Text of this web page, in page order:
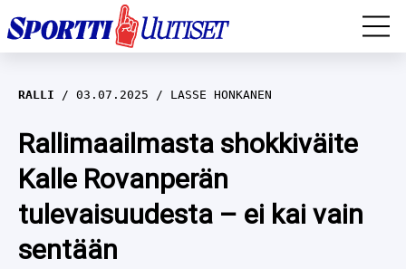
EM-YLEISURHEILU
JÄÄKIEKKO
YLEISURHEILU
WILMA HELTELÄ
TALVILAJIT
RALLI 03.07.2025 LASSE HONKANEN
Rallimaailmasta shokkiväite
Kalle Rovanperän
tulevaisuudesta – ei kai vain
sentään